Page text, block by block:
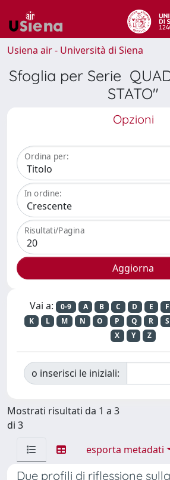
Usiena air - Università di Siena
Sfoglia per Serie
STATO"
Opzioni
Ordina per:
In ordine:
Risultati/Pagina
Vai a: 0-9 A B C D E F
K
L M N O P Q R S
X
Y Z
o inserisci le iniziali:
Mostrati risultati da 1 a 3
di 3
esporta metadati
Due profili di riflessione